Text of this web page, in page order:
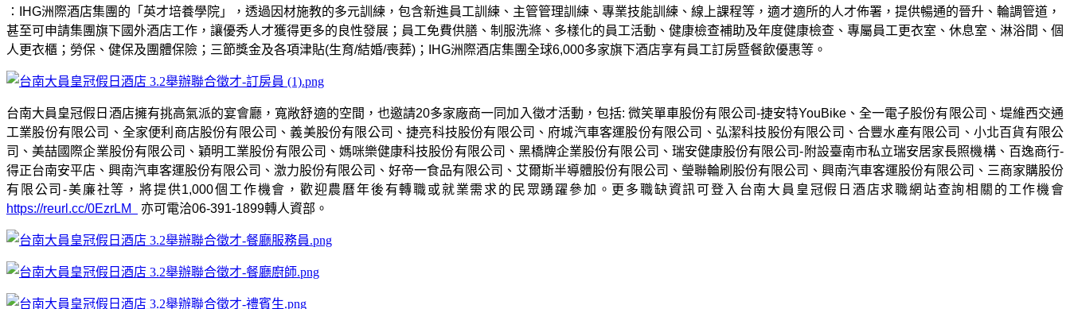
∶
IHG洲際酒店集團的「英才培養學院」，透過因材施教的多元訓練，包含新進員工訓練、主管管理訓練、專業技能訓練、線上課程等，適才適所的人才佈署，提供暢通的晉升、輪調管道，
甚至可申請集團旗下國外酒店工作，讓優秀人才獲得更多的良性發展；員工免費供膳、制服洗滌、多樣化的員工活動、健康檢查補助及年度健康檢查、專屬員工更衣室、休息室、淋浴間、個
人更衣櫃；勞保、健保及團體保險；三節獎金及各項津貼(生育/結婚/喪葬) ； IHG洲際酒店集團全球6,000多家旗下酒店享有員工訂房暨餐飲優惠等。
台南大員皇冠假日酒店擁有挑高氣派的宴會廳，寬敞舒適的空間，也邀請20多家廠商一同加入徵才活動，包括: 微笑單車股份有限公司-捷安特YouBike、全一電子股份有限公司、堤維西交通
工業股份有限公司、全家便利商店股份有限公司、義美股份有限公司、捷亮科技股份有限公司、府城汽車客運股份有限公司、弘潔科技股份有限公司、合豐水產有限公司、小北百貨有限公
司、美喆國際企業股份有限公司、穎明工業股份有限公司、媽咪樂健康科技股份有限公司、黑橋牌企業股份有限公司、瑞安健康股份有限公司- 附設臺南市私立瑞安居家長照機構、百逸商行-
得正台南安平店、興南汽車客運股份有限公司、激力股份有限公司、好帝一食品有限公司、艾爾斯半導體股份有限公司、瑩聯輪刷股份有限公司、興南汽車客運股份有限公司、三商家購股份
有限公司-美廉社等，將提供1,000個工作機會，歡迎農曆年後有轉職或就業需求的民眾踴躍參加。更多職缺資訊可登入台南大員皇冠假日酒店求職網站查詢相關的工作機會
https://reurl.cc/0EzrLM
亦可電洽06-391-1899轉人資部。